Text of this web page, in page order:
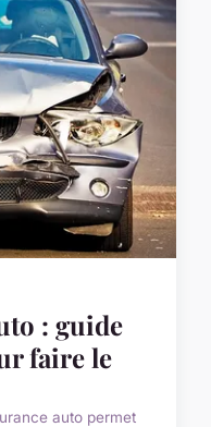
: guide
faire le
auto permet